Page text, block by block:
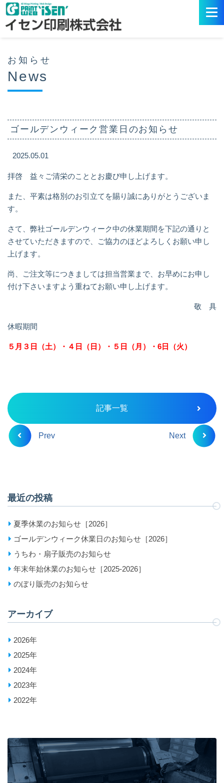
お知らせ
News
ゴールデンウィーク営業日のお知らせ
2025.05.01
拝啓 益々ご清栄のこととお慶び申し上げます。
また、平素は格別のお引立てを賜り誠にありがとうございま
す。
さて、弊社ゴールデンウィーク中の休業期間を下記の通りと
させていただきますので、ご協力のほどよろしくお願い申し
上げます。
尚、ご注文等につきましては担当営業まで、お早めにお申し
付け下さいますよう重ねてお願い申し上げます。
敬 具
休暇期間
５月３日（土）・４日（日）・５日（月）・6日（火）
記事一覧
Prev Next
最近の投稿
夏季休業のお知らせ［2026］
ゴールデンウィーク休業日のお知らせ［2026］
うちわ・扇子販売のお知らせ
年末年始休業のお知らせ［2025-2026］
のぼり販売のお知らせ
アーカイブ
2026年
2025年
2024年
2023年
2022年